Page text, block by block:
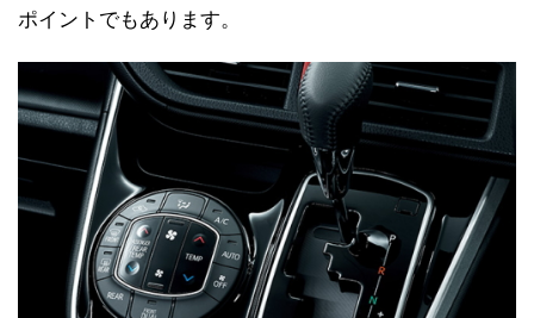
ポイントでもあります。